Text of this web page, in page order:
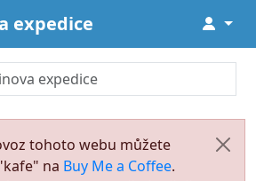
expedice ↓
tohoto webu můžete
na Buy Me a Coffee.